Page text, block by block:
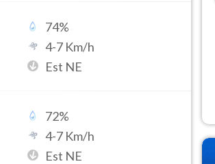
74%
4-7 Km/h
Est NE
72%
4-7 Km/h
Est NE